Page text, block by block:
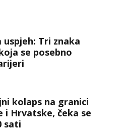
uspjeh: Tri znaka
se posebno
kolaps na granici
i Hrvatske, čeka se
sati